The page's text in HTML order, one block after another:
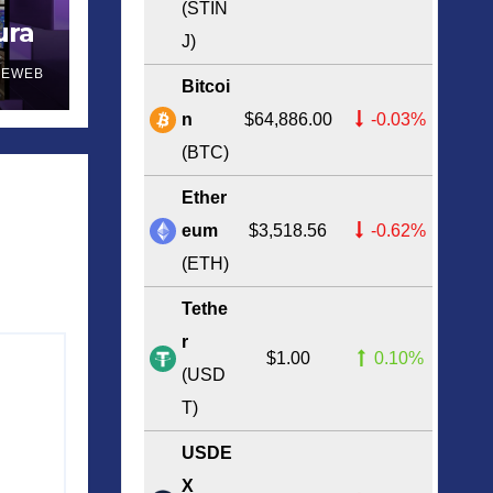
(STIN
J)
Bitcoi
n
(BTC)
$64,886.00 -0.03%
Ether
eum
(ETH)
$3,518.56 -0.62%
Tethe
r
(USD
T)
$1.00 0.10%
USDE
X